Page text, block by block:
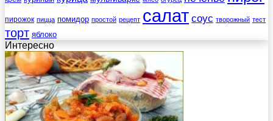
пирожок пицца помидор простой рецепт салат соус творожный тест
торт яблоко
Интересно